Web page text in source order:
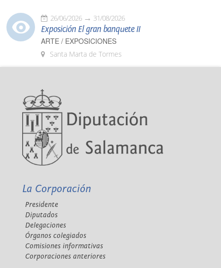
26/06/2026 31/08/2026
Exposición El gran banquete II
ARTE / EXPOSICIONES
Santa Marta de Tormes
La Corporación
Presidente
Diputados
Delegaciones
Órganos colegiados
Comisiones informativas
Corporaciones anteriores